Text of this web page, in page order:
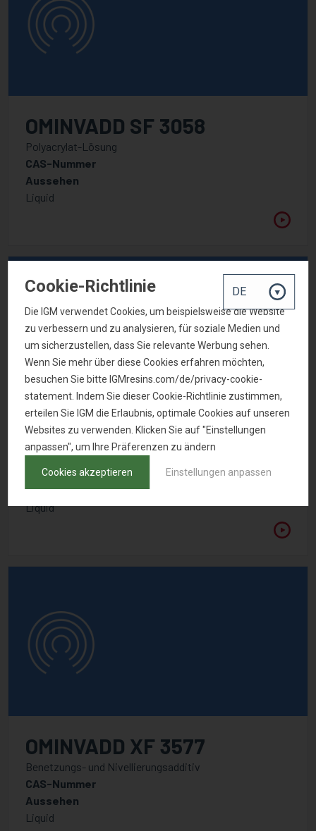
OMINVADD SF 3058
Polyacrylat-Lösung
CAS-Nummer
Aussehen
Liquid
OMINVADD XF 3541
Benetzungs- und Nivellierungsadditiv
CAS-Nummer
Aussehen
Liquid
OMINVADD XF 3577
Benetzungs- und Nivellierungsadditiv
CAS-Nummer
Aussehen
Liquid
Cookie-Richtlinie
Die IGM verwendet Cookies, um beispielsweise die Website
zu verbessern und zu analysieren, für soziale Medien und
um sicherzustellen, dass Sie relevante Werbung sehen.
Wenn Sie mehr über diese Cookies erfahren möchten,
besuchen Sie bitte IGMresins.com/de/privacy-cookie-
statement. Indem Sie dieser Cookie-Richtlinie zustimmen,
erteilen Sie IGM die Erlaubnis, optimale Cookies auf unseren
Websites zu verwenden. Klicken Sie auf "Einstellungen
anpassen", um Ihre Präferenzen zu ändern
Cookies akzeptieren Einstellungen anpassen